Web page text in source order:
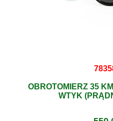
OBROTOMIERZ 35
WTYK